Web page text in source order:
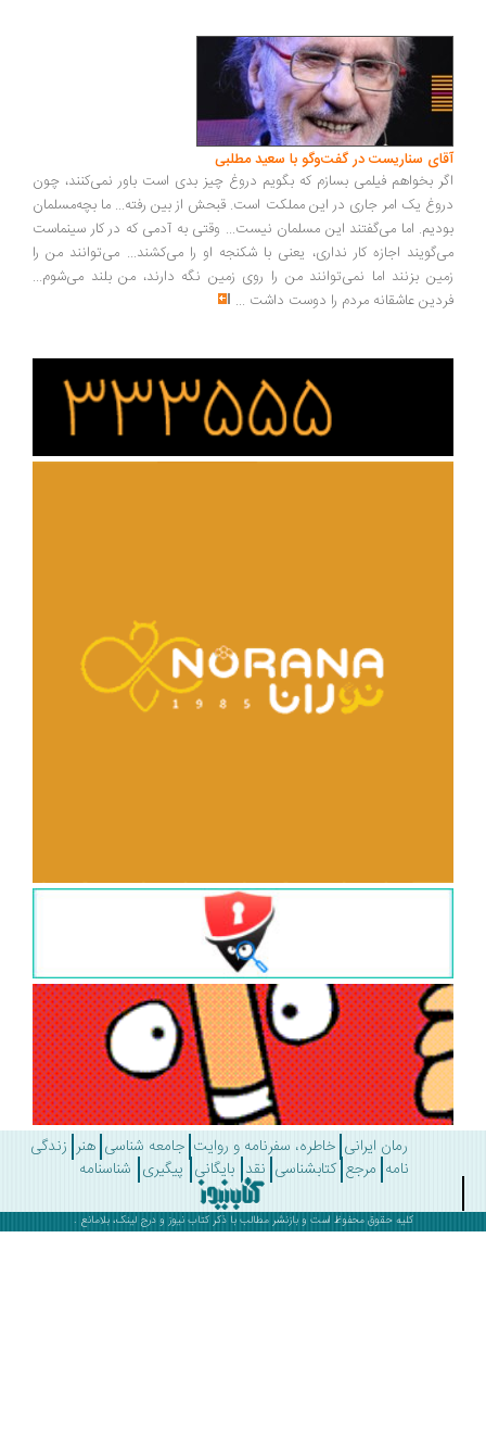
سناریست در گفت‌وگو با سعید مطلبی
بخواهم فیلمی بسازم که بگویم دروغ چیز بدی است باور نمی‌کنند، چون
یک امر جاری در این مملکت است. قبحش از بین رفته... ما بچه‌مسلمان
اما می‌گفتند این مسلمان نیست... وقتی به آدمی که در کار سینماست
اجازه کار نداری، یعنی با شکنجه او را می‌کشند... می‌توانند من را
بزنند اما نمی‌توانند من را روی زمین نگه دارند، من بلند می‌شوم...
عاشقانه مردم را دوست داشت ...
رمان ایرانی خاطره، سفرنامه و روایت جامعه شناسی هنر زندگی
مرجع کتابشناسی نقد بایگانی پیگیری شناسنامه
کلیه حقوق محفوظ است و بازنشر مطالب با ذکرکتاب نیوزو درج لینک، بلامانع .